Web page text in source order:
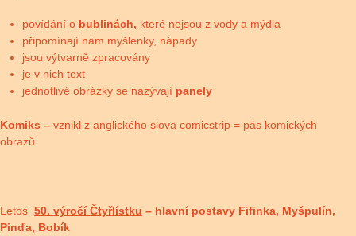
povídání o bublinách, které nejsou z vody a mýdla
připomínají nám myšlenky, nápady
jsou výtvarně zpracovány
je v nich text
jednotlivé obrázky se nazývají panely
Komiks – vznikl z anglického slova comicstrip = pás komických
obrazů
Letos 50. výročí Čtyřlístku – hlavní postavy Fifinka, Myšpulín,
Pinďa, Bobík